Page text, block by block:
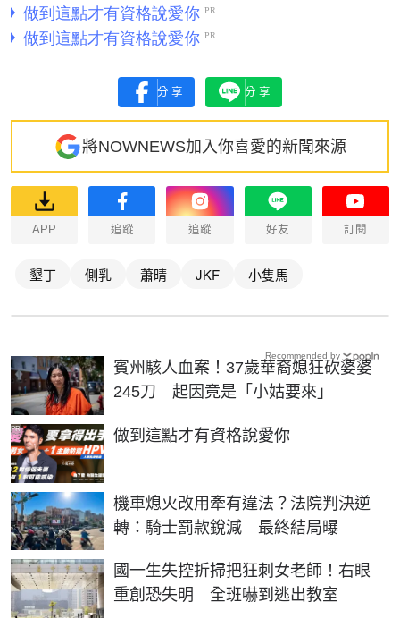
分享 分享
將NOWNEWS加入你喜愛的新聞來源
APP 追蹤 追蹤 好友 訂閱
墾丁 側乳 蕭晴 JKF 小隻馬
賓州駭人血案！37歲華裔媳狂砍婆婆
245刀 起因竟是「小姑要來」
做到這點才有資格說愛你
PR
機車熄火改用牽有違法？法院判決逆
轉：騎士罰款銳減 最終結局曝
國一生失控折掃把狂刺女老師！右眼
重創恐失明 全班嚇到逃出教室
Recommended by